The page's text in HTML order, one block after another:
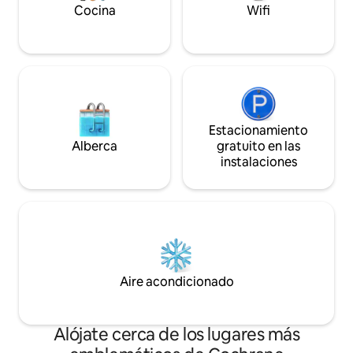
calientan y las vibras se mantienen altas.
o a la ciudad al
Cocina Wifi
Alberca
Estacionamiento
gratuito en las
instalaciones
Aire acondicionado
Alójate cerca de los lugares más